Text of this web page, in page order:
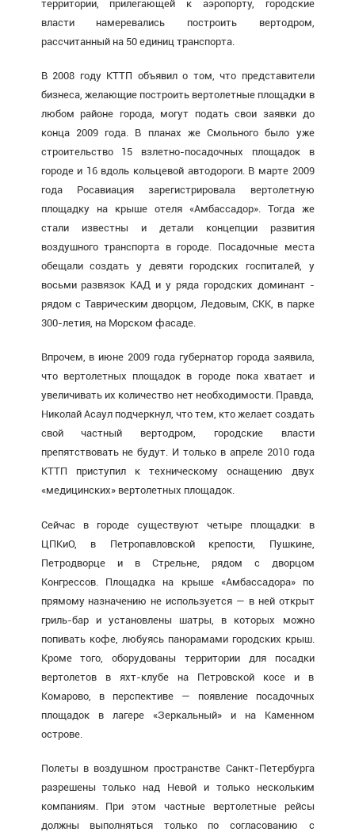
территории, прилегающей к аэропорту, городские
власти намеревались построить вертодром,
рассчитанный на 50 единиц транспорта.
В 2008 году КТТП объявил о том, что представители
бизнеса, желающие построить вертолетные площадки в
любом районе города, могут подать свои заявки до
конца 2009 года. В планах же Смольного было уже
строительство 15 взлетно-посадочных площадок в
городе и 16 вдоль кольцевой автодороги. В марте 2009
года Росавиациязарегистрировала вертолетную
площадку на крыше отеля «Амбассадор». Тогда же
стали известны и детали концепции развития
воздушного транспорта в городе. Посадочные места
обещали создать у девяти городских госпиталей, у
восьми развязок КАД и у ряда городских доминант -
рядом с Таврическим дворцом, Ледовым, СКК, в парке
300-летия, на Морском фасаде.
Впрочем, в июне 2009 года губернатор города заявила,
что вертолетных площадок в городе пока хватает и
увеличивать их количество нет необходимости. Правда,
Николай Асаул подчеркнул, что тем, кто желает создать
свой частный вертодром, городские власти
препятствовать не будут. И только в апреле 2010 года
КТТП приступил к техническому оснащению двух
«медицинских» вертолетных площадок.
Сейчас в городе существуют четыре площадки: в
ЦПКиО, в Петропавловской крепости, Пушкине,
Петродворце и в Стрельне, рядом с дворцом
Конгрессов. Площадка на крыше «Амбассадора» по
прямому назначению не используется — в ней открыт
гриль-бар и установлены шатры, в которых можно
попивать кофе, любуясь панорамами городских крыш.
Кроме того, оборудованы территории для посадки
вертолетов в яхт-клубе на Петровской косе и в
Комарово, в перспективе — появление посадочных
площадок в лагере «Зеркальный» и на Каменном
острове.
Полеты в воздушном пространстве Санкт-Петербурга
разрешены только над Невой и только нескольким
компаниям. При этом частные вертолетные рейсы
должны выполняться только по согласованию с